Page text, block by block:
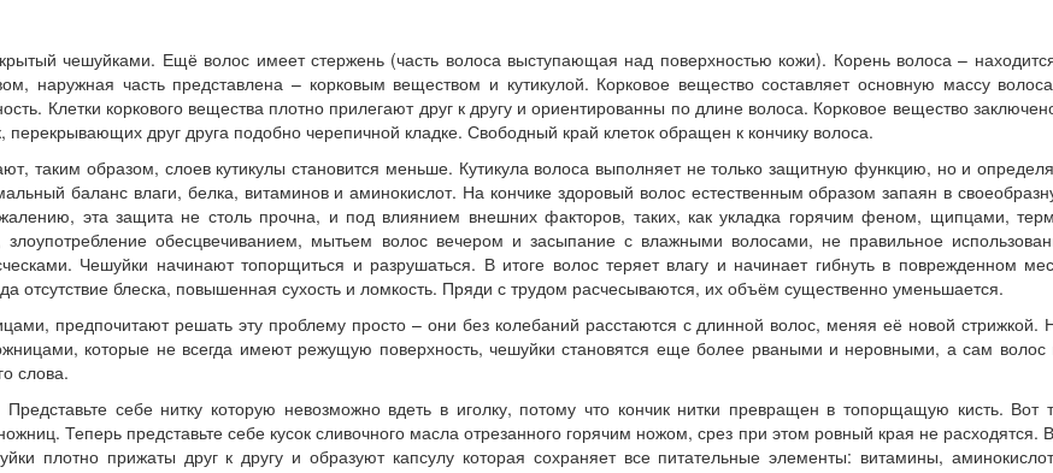
чешуйками. Ещё волос имеет стержень (часть волоса выступающая над поверхностью кожи). Корень волоса –
наружная часть представлена – корковым веществом и кутикулой. Корковое вещество составляет основную массу
Клетки коркового вещества плотно прилегают друг к другу и ориентированны по длине волоса. Корковое вещество
друг друга подобно черепичной кладке. Свободный край клеток обращен к кончику волоса.
таким образом, слоев кутикулы становится меньше. Кутикула волоса выполняет не только защитную функцию, но и
баланс влаги, белка, витаминов и аминокислот. На кончике здоровый волос естественным образом запаян в
эта защита не столь прочна, и под влиянием внешних факторов, таких, как укладка горячим феном, щипцами,
обесцвечиванием, мытьем волос вечером и засыпание с влажными волосами, не правильное
Чешуйки начинают топорщиться и разрушаться. В итоге волос теряет влагу и начинает гибнуть в поврежденном
отсутствие блеска, повышенная сухость и ломкость. Пряди с трудом расчесываются, их объём существенно уменьшается.
предпочитают решать эту проблему просто – они без колебаний расстаются с длинной волос, меняя её новой стрижкой.
которые не всегда имеют режущую поверхность, чешуйки становятся еще более рваными и неровными, а сам волос
слова.
себе нитку которую невозможно вдеть в иголку, потому что кончик нитки превращен в топорщащую кисть. Вот
Теперь представьте себе кусок сливочного масла отрезанного горячим ножом, срез при этом ровный края не расходятся.
плотно прижаты друг к другу и образуют капсулу которая сохраняет все питательные элементы: витамины,